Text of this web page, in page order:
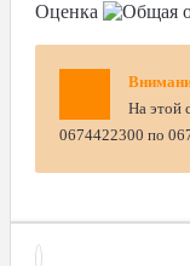
Оценка
На этой
0674422300 по